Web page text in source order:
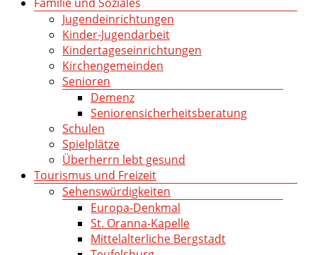
Jugendeinrichtungen
Kinder-Jugendarbeit
Kindertageseinrichtungen
Kirchengemeinden
Senioren
Demenz
Seniorensicherheitsberatung
Schulen
Spielplätze
Überherrn lebt gesund
Tourismus und Freizeit
Sehenswürdigkeiten
Europa-Denkmal
St. Oranna-Kapelle
Mittelalterliche Bergstadt